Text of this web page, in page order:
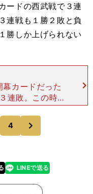
ードの西武戦で３連
連戦も１勝２敗と負
勝しか上げられない
カードだった
連敗。この時点
借金は７まで膨
らず、打率は１
4
LINEで送る